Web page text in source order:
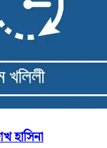
হাসিনা